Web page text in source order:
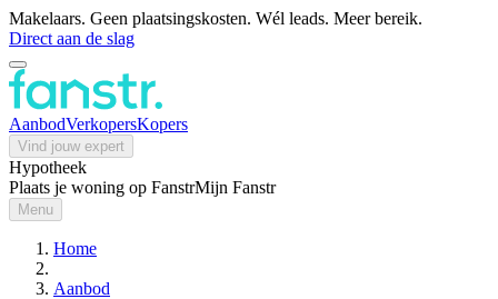
Makelaars. Geen plaatsingskosten. Wél leads. Meer bereik.
Direct aan de slag
AanbodVerkopersKopers
Vind jouw expert
Hypotheek
Plaats je woning op FanstrMijn Fanstr
Menu
Home
Aanbod